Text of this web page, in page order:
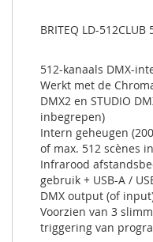
BRITEQ LD-
512-kanaals DMX-
Werkt met de
DMX2 en STUDIO
inbegrepen)
Intern geheugen
of max. 512 scènes
Infrarood
gebruik + USB-A /
DMX output (of
Voorzien van 3
triggering van